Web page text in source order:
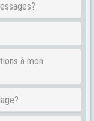
à mon